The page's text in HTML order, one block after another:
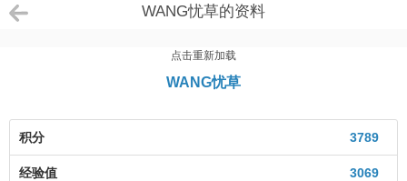
WANG忧草的资料
点击重新加载
WANG忧草
3789
积分
3069
经验值